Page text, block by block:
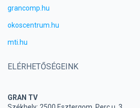
grancomp.hu
okoscentrum.hu
mti.hu
ELÉRHETŐSÉGEINK
GRAN TV